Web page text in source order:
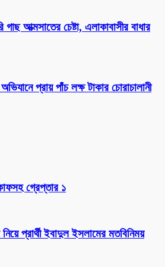
আত্মসাতের চেষ্টা, এলাকাবাসীর বাধার
প্রায় পাঁচ লক্ষ টাকার চোরাচালানী
গ্রেপ্তার ১
প্রার্থী ইবাদুল ইসলামের মতবিনিময়